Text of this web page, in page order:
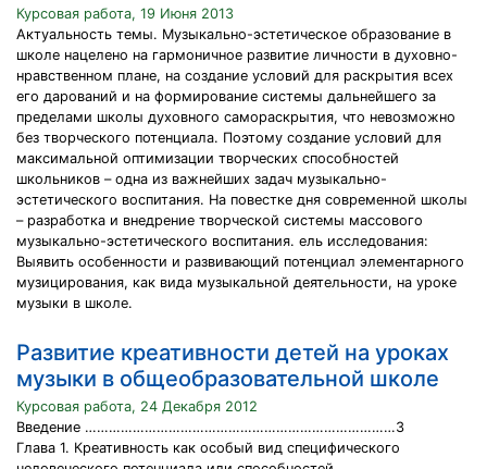
Курсовая работа, 19 Июня 2013
Актуальность темы. Музыкально-эстетическое образование в
школе нацелено на гармоничное развитие личности в духовно-
нравственном плане, на создание условий для раскрытия всех
его дарований и на формирование системы дальнейшего за
пределами школы духовного самораскрытия, что невозможно
без творческого потенциала. Поэтому создание условий для
максимальной оптимизации творческих способностей
школьников – одна из важнейших задач музыкально-
эстетического воспитания. На повестке дня современной школы
– разработка и внедрение творческой системы массового
музыкально-эстетического воспитания. ель исследования:
Выявить особенности и развивающий потенциал элементарного
музицирования, как вида музыкальной деятельности, на уроке
музыки в школе.
Развитие креативности детей на уроках
музыки в общеобразовательной школе
Курсовая работа, 24 Декабря 2012
Введение ……………………………………………………………………3
Глава 1. Креативность как особый вид специфического